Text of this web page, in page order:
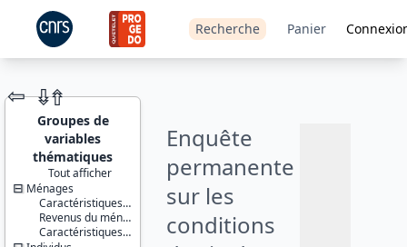
Recherche Panier
JEU DE
DONNÉES
Enquête
permanente
sur les
conditions
⇦ ⇮⇮
Groupes de
variables
thématiques
Tout afficher
Ménages
Caractéristiques du ménage et de la personne de référence
Revenus du ménage
Caractéristiques d'enquête